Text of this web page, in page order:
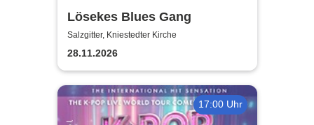
Lösekes Blues Gang
Salzgitter, Kniestedter Kirche
28.11.2026
17:00 Uhr